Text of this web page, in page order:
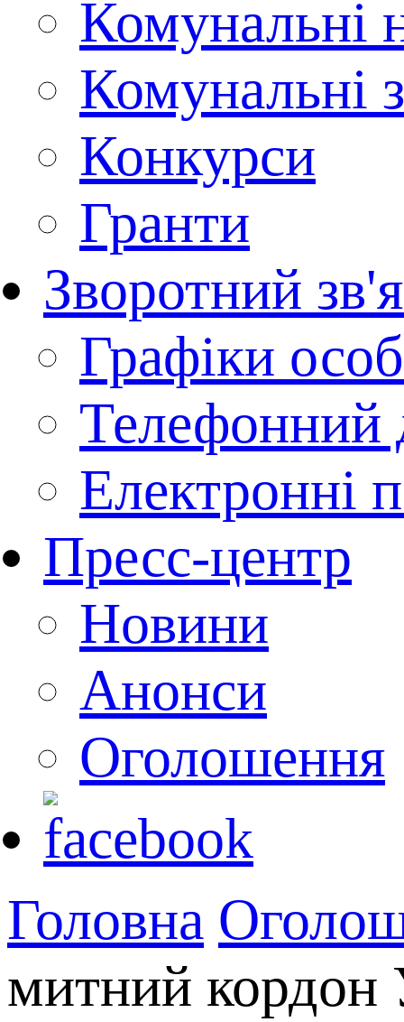
Комунальні
Комунальні
Конкурси
Гранти
Зворотний
Графіки
Телефонний
Електронні
Пресс-центр
Новини
Анонси
Оголошення
Головна
митний кордон